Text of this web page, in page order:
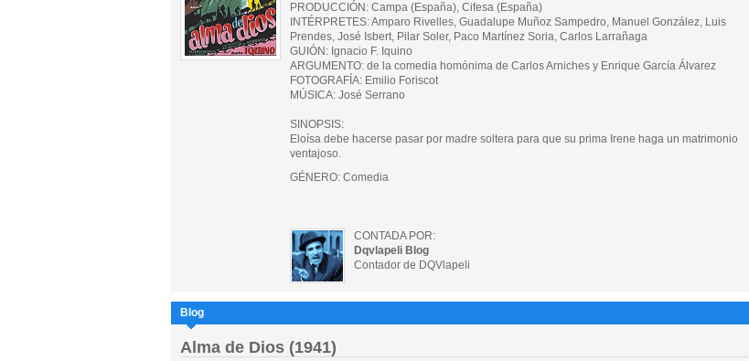
PRODUCCIÓN: Campa (España), Cifesa (España)
INTÉRPRETES: Amparo Rivelles, Guadalupe Muñoz Sampedro, Manuel González, Luis
Prendes, José Isbert, Pilar Soler, Paco Martínez Soria, Carlos Larrañaga
GUIÓN: Ignacio F. Iquino
ARGUMENTO: de la comedia homónima de Carlos Arniches y Enrique García Álvarez
FOTOGRAFÍA: Emilio Foriscot
MÚSICA: José Serrano
SINOPSIS:
Eloísa debe hacerse pasar por madre soltera para que su prima Irene haga un matrimonio
ventajoso.
GÉNERO: Comedia
CONTADA POR:
Dqvlapeli Blog
Contador de DQVlapeli
Blog
Alma de Dios (1941)